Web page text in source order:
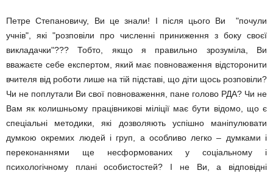
Петре Степановичу, Ви це знали! І після цього Ви "почули
учнів", які "розповіли про численні приниження з боку своєї
викладачки"??? Тобто, якщо я правильно зрозуміла, Ви
вважаєте себе експертом, який має повноваження відсторонити
вчителя від роботи лише на тій підставі, що діти щось розповіли?
Чи не поплутали Ви свої повноваження, пане голово РДА? Чи не
Вам як колишньому працівникові міліції має бути відомо, що є
спеціальні методики, які дозволяють успішно маніпулювати
думкою окремих людей і груп, а особливо легко – думками і
переконаннями ще несформованих у соціальному і
психологічному плані особистостей? І не Ви, а відповідні